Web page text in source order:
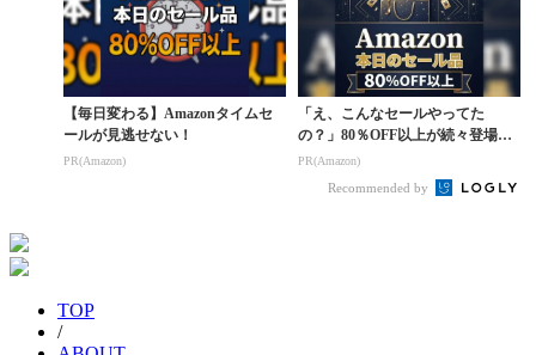
【毎日変わる】Amazonタイムセ
ールが見逃せない！
PR(Amazon)
「え、こんなセールやってた
の？」80％OFF以上が続々登場！
Amazonの本気が...
PR(Amazon)
Recommended by
TOP
/